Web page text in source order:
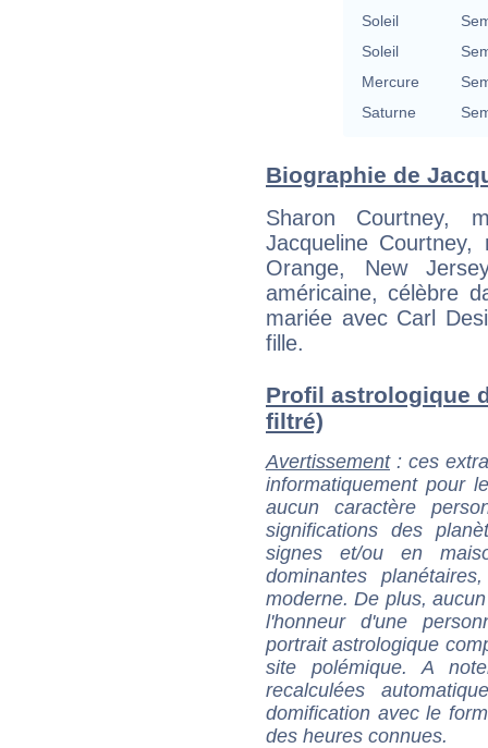
Soleil
Soleil
Mercure
Saturne
Biographie de
Sharon Courtney,
Jacqueline
Orange, New
américaine, célèbre
mariée avec Carl
fille.
Profil astrologique
filtré)
Avertissement: ces
informatiquement pour
aucun caractère
significations des
signes et/ou en
dominantes
moderne. De plus,
l'honneur d'une
portrait astrologique
site polémique. A
recalculées
domification avec le
des heures connues.